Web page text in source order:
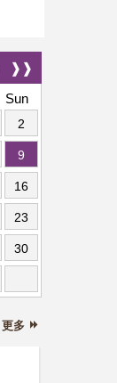
❱❱
Sun
2
9
16
23
30
更多